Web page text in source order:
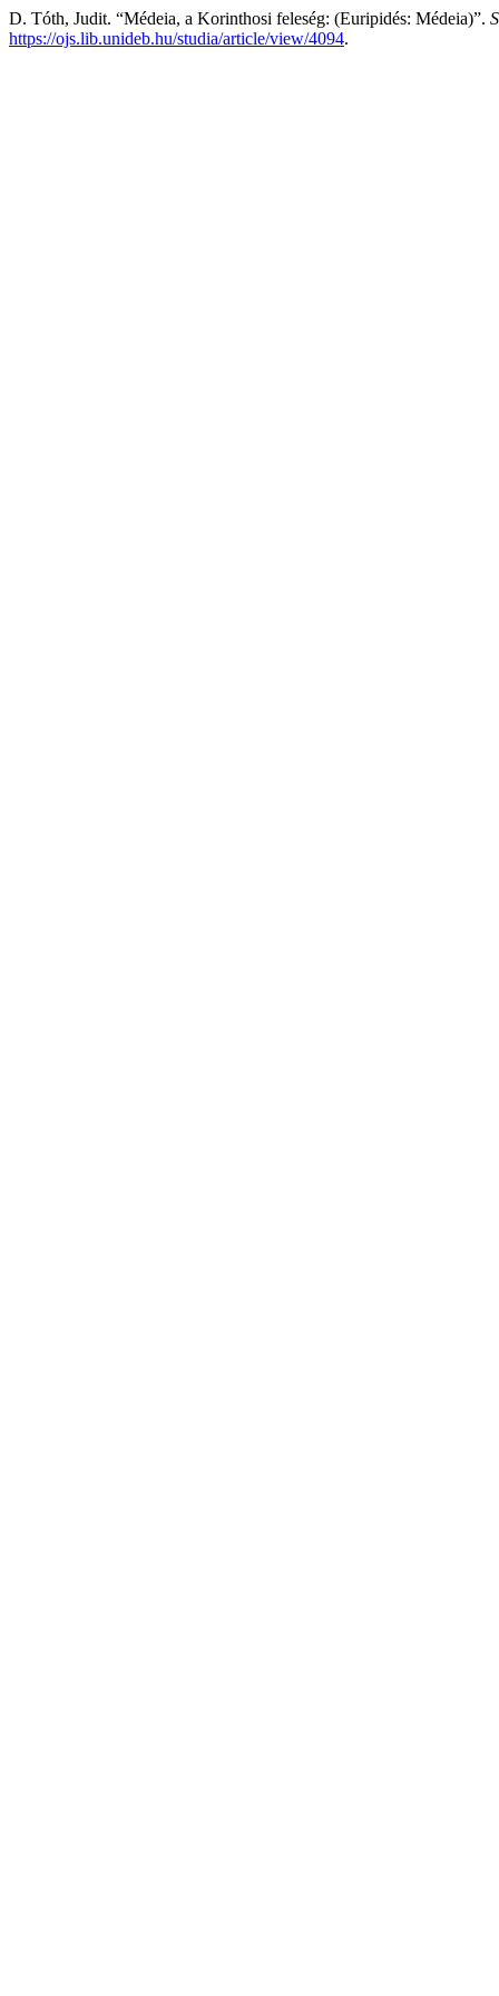
D. Tóth, Judit. “Médeia, a Korinthosi feleség: (Euripidés: Médeia)”.
https://ojs.lib.unideb.hu/studia/article/view/4094.